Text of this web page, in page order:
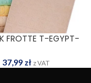
FROTTE T-EGYPT-
37,99 zł z VAT